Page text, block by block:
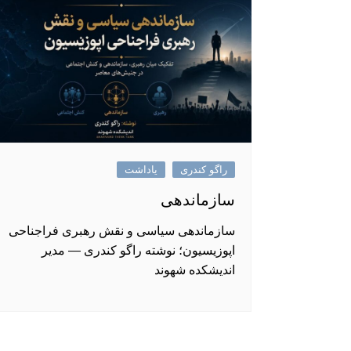
راگو کندری یاداشت
سازماندهی
سازماندهی سیاسی و نقش رهبری فراجناحی
اپوزیسیون؛ نوشته راگو کندری — مدیر
اندیشکده شهوند